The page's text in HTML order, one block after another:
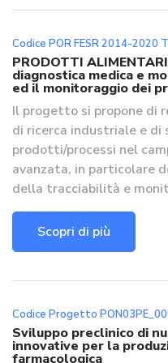
Codice POR FESR 2014-2020
PRODOTTI
diagnostica medica e
ed il monitoraggio dei
Il progetto si propone di
di ricerca industriale e di
prodotti/processi nel
avanzata, in particolare
della tracciabilità e
Scopri di più
Codice Progetto
Sviluppo preclinico di
innovative per la
farmacologica